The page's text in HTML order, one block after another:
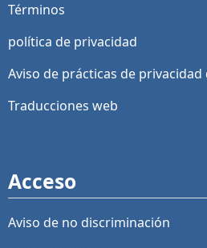
Términos
política de privacidad
Aviso de prácticas de privacidad
Traducciones web
Acceso
Aviso de no discriminación